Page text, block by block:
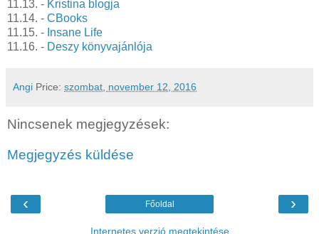
11.13. - Kristina blogja
11.14. - CBooks
11.15. - Insane Life
11.16. - Deszy könyvajánlója
Angi Price: szombat, november 12, 2016
Nincsenek megjegyzések:
Megjegyzés küldése
‹ ›
Főoldal
Internetes verzió megtekintése